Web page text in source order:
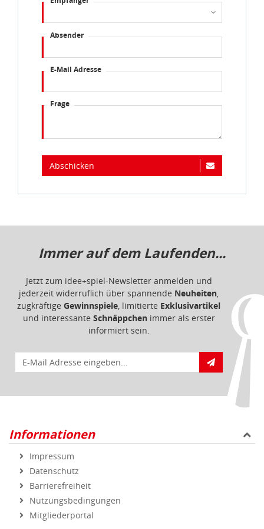
Absender
E-Mail Adresse
Frage
Abschicken
Immer auf dem Laufenden...
Jetzt zum idee+spiel-Newsletter anmelden und
jederzeit widerruflich über spannende Neuheiten,
zugkräftige Gewinnspiele, limitierte Exklusivartikel
und interessante Schnäppchenimmer als erster
informiert sein.
E-Mail für Newsletteranmeldung
Informationen
Impressum
Datenschutz
Barrierefreiheit
Nutzungsbedingungen
Mitgliederportal